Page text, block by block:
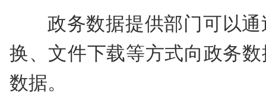
政务数据提供部门可以
换、文件下载等方式向政务
数据。